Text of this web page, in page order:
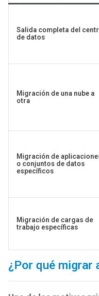
Salida completa del
de datos
Migración de una nube a
otra
Migración de
o conjuntos de datos
específicos
Migración de cargas de
trabajo específicas
¿Por qué migrar